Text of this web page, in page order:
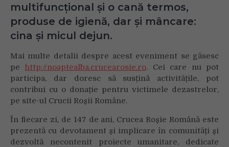
multifuncțional și o cană termos,
produse de igienă, dar și mâncare:
cina și micul dejun.
Mai multe detalii despre acest eveniment se găsesc
pe http://noaptealba.crucearosie.ro. Cei care nu pot
participa, dar doresc să susțină activitățile, pot
contribui cu o donație pentru victimele dezastrelor,
pe site-ul Crucii Roșii Române.
În fiecare zi, de 147 de ani, Crucea Roșie Română este
prezentă cu devotament și implicare în comunități și
dezvoltă necontenit proiecte umanitare, dedicate